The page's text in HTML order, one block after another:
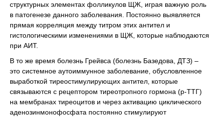
структурных элементах фолликулов ЩЖ, играя важную роль
в патогенезе данного заболевания. Постоянно выявляется
прямая корреляция между титром этих антител и
гистологическими изменениями в ЩЖ, которые наблюдаются
при АИТ.
В то же время болезнь Грейвса (болезнь Базедова, ДТЗ) –
это системное аутоиммунное заболевание, обусловленное
выработкой тиреостимулирующих антител, которые
связываются с рецептором тиреотропного гормона (р-ТТГ)
на мембранах тиреоцитов и через активацию циклического
аденозинмонофосфата постоянно стимулируют